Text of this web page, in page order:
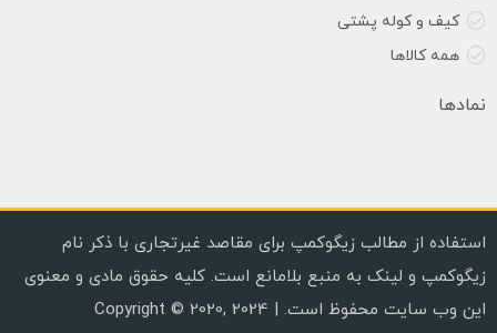
کیف و کوله پشتی
همه کالاها
نمادها
استفاده از مطالب زیگوکمپ برای مقاصد غیرتجاری با ذکر نام
زیگوکمپ و لینک به منبع بلامانع است. کلیه حقوق مادی و معنوی
این وب سایت محفوظ است. | Copyright © 2020, 2024